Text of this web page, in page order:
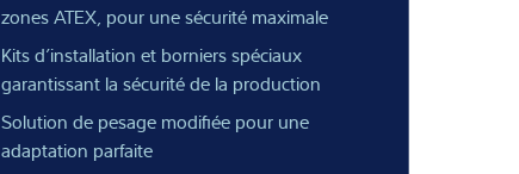
zones ATEX, pour une sécurité maximale
Kits d’installation et borniers spéciaux
garantissant la sécurité de la production
Solution de pesage modifiée pour une
adaptation parfaite